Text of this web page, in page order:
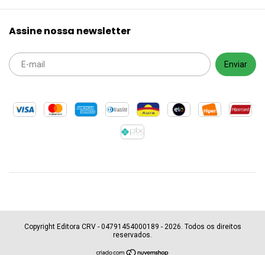
Assine nossa newsletter
Copyright Editora CRV - 04791454000189 - 2026. Todos os direitos
reservados.